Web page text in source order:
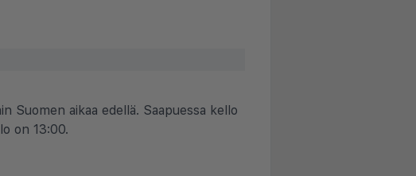
Suomen aikaa edellä. Saapuessa kello
on 13:00.